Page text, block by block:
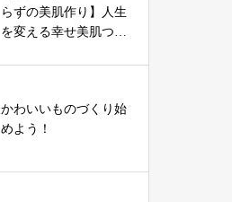
らずの美肌作り】人生
を変える幸せ美肌つく
かわいいものづくり始
めよう！